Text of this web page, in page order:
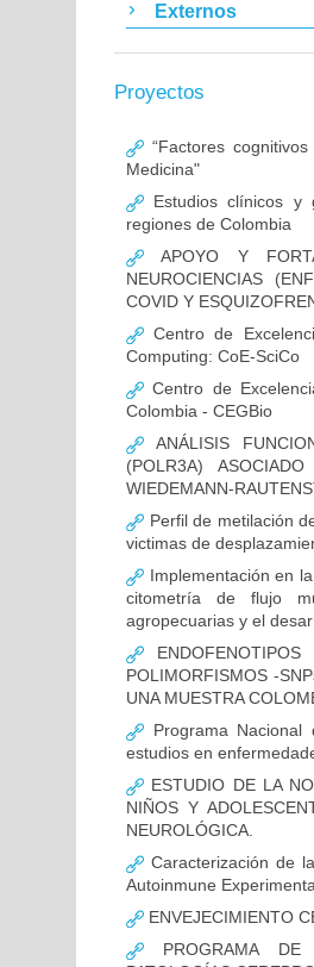
Externos
Proyectos
“Factores
Medicina"
Estudios clínicos y
regiones de Colombia
APOYO Y
NEUROCIENCIAS
COVID Y
Centro de
Computing: CoE-SciCo
Centro de
Colombia - CEGBio
ANÁLISIS
(POLR3A)
WIEDEMANN-
Perfil de metilación
victimas de
Implementación en
citometría de flujo
agropecuarias y el
POLIMORFISMOS -
UNA MUESTRA
Programa Nacional
estudios en
ESTUDIO DE LA
NIÑOS Y
NEUROLÓGICA.
Caracterización de
Autoinmune
ENVEJECIMIENTO
PROGRAMA DE